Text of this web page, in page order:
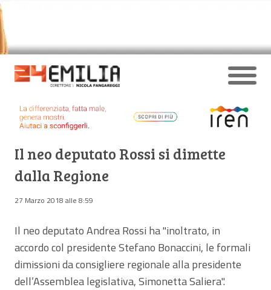
Il neo deputato Rossi si dimette
dalla Regione
27 Marzo 2018 alle 8:59
Il neo deputato Andrea Rossi ha "inoltrato, in
accordo col presidente Stefano Bonaccini, le formali
dimissioni da consigliere regionale alla presidente
dell’Assemblea legislativa, Simonetta Saliera".